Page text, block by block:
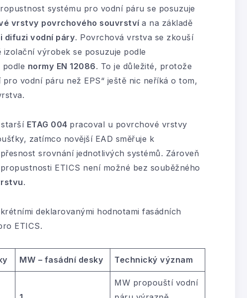
systému pro vodní páru se posuzuje
vrstvy povrchového souvrství a na základě
difuzi vodní páry. Povrchová vrstva se zkouší
izolační výrobek se posuzuje podle
podle normy EN 12086. To je důležité, protože
vodní páru než EPS“ ještě nic neříká o tom,
starší ETAG 004 pracoval u povrchové vrstvy
zatímco novější EAD směřuje k
srovnání jednotlivých systémů. Zároveň
ETICS není možné bez souběžného
.
deklarovanými hodnotami fasádních
ETICS.
MW – fasádní desky Technický význam
MW propouští vodní